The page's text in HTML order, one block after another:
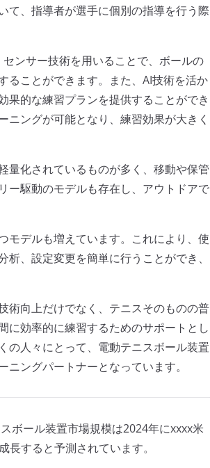
て、指導者が選手に個別の指導を行う際
ンサー技術を用いることで、ボールの
ることができます。また、AI技術を活か
果的な練習プランを提供することができ
ングが可能となり、練習効果が大きく
量化されているものが多く、移動や保管
ー駆動のモデルも存在し、アウトドアで
モデルも増えています。これにより、使
、設定変更を簡単に行うことができ、
術向上だけでなく、テニスそのものの普
に効率的に練習するためのサポートとし
の人々にとって、電動テニスボール装置
ングパートナーとなっています。
ボール装置市場規模は2024年にxxxx米
すると予測されています。